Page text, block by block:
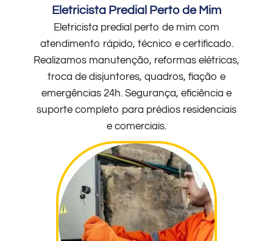
Eletricista Predial Perto de Mim
Eletricista predial perto de mim com
atendimento rápido, técnico e certificado.
Realizamos manutenção, reformas elétricas,
troca de disjuntores, quadros, fiação e
emergências 24h. Segurança, eficiência e
suporte completo para prédios residenciais
e comerciais.